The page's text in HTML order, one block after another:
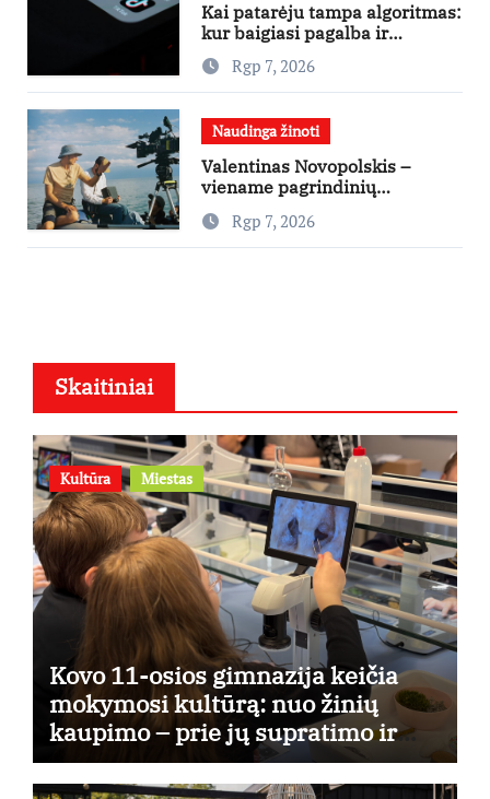
Kai patarėju tampa algoritmas:
kur baigiasi pagalba ir
prasideda reklama?
Rgp 7, 2026
Naudinga žinoti
Valentinas Novopolskis –
viename pagrindinių
vaidmenų penkių šalių filme
„Nugalėtoja“: Lietuvos kino
teatruose – nuo rugpjūčio 7-
Rgp 7, 2026
Skaitiniai
Kultūra Miestas
Kovo 11-osios gimnazija keičia
mokymosi kultūrą: nuo žinių
kaupimo – prie jų supratimo ir
taikymo